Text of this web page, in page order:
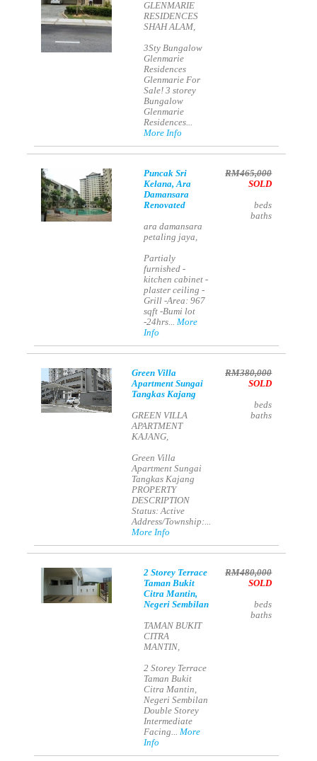
GLENMARIE
RESIDENCES
SHAH ALAM,
3Sty Bungalow
Glenmarie
Residences
Glenmarie For
Sale! 3 storey
Bungalow
Glenmarie
Residences...
More Info
Puncak Sri
Kelana, Ara
Damansara
Renovated
ara damansara
petaling jaya,
Partialy
furnished -
kitchen cabinet -
plaster ceiling -
Grill -Area: 967
sqft -Bumi lot
-24hrs...More
Info
RM465,000
SOLD
beds
baths
Green Villa
Apartment Sungai
Tangkas Kajang
GREEN VILLA
APARTMENT
KAJANG,
Green Villa
Apartment Sungai
Tangkas Kajang
PROPERTY
DESCRIPTION
Status: Active
Address/Township:...
More Info
RM380,000
SOLD
beds
baths
2 Storey Terrace
Taman Bukit
Citra Mantin,
Negeri Sembilan
TAMAN BUKIT
CITRA
MANTIN,
2 Storey Terrace
Taman Bukit
Citra Mantin,
Negeri Sembilan
Double Storey
Intermediate
Facing...More
Info
RM480,000
SOLD
beds
baths